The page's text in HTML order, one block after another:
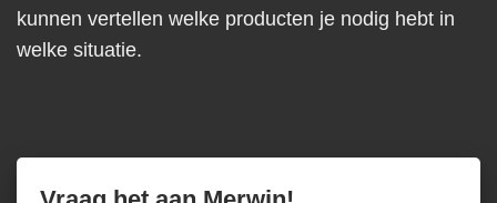
kunnen vertellen welke producten je nodig hebt in
welke situatie.